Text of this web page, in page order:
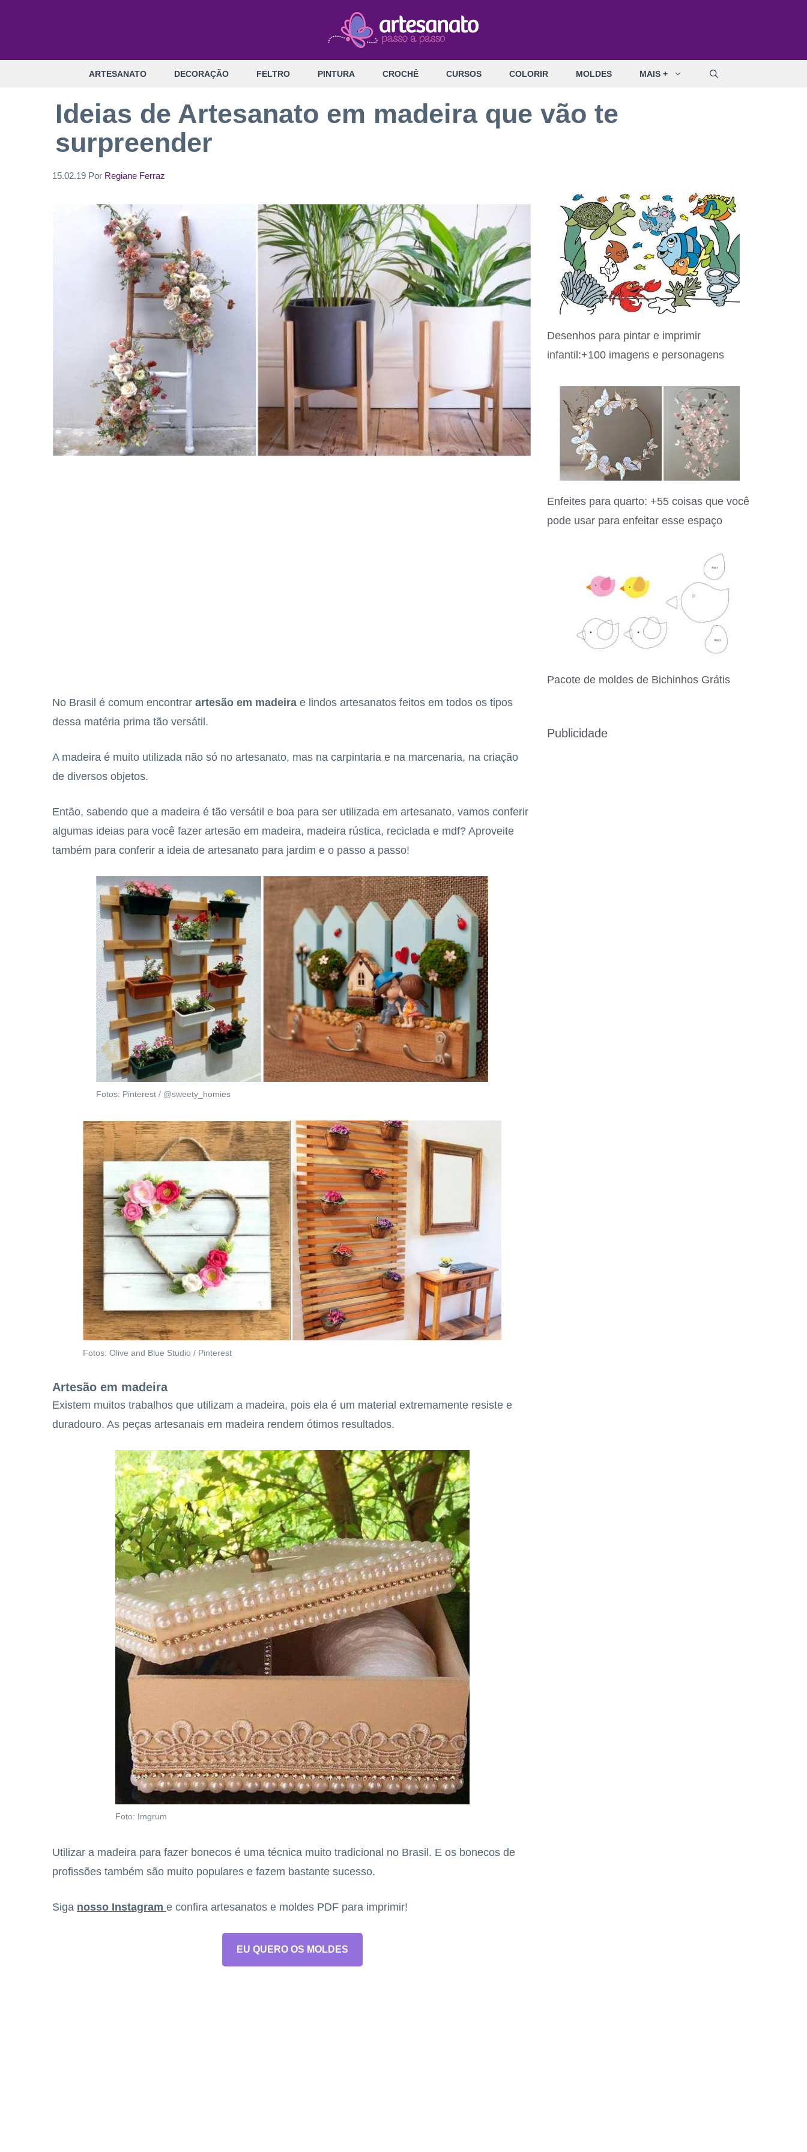
ARTESANATO DECORAÇÃO FELTRO PINTURA CROCHÊ CURSOS COLORIR MOLDES MAIS +
Ideias de Artesanato em madeira que vão te
surpreender
15.02.19 Por Regiane Ferraz
No Brasil é comum encontrar artesão em madeira e lindos artesanatos feitos em todos os tipos
dessa matéria prima tão versátil.
A madeira é muito utilizada não só no artesanato, mas na carpintaria e na marcenaria, na criação
de diversos objetos.
Então, sabendo que a madeira é tão versátil e boa para ser utilizada em artesanato, vamos conferir
algumas ideias para você fazer artesão em madeira, madeira rústica, reciclada e mdf? Aproveite
também para conferir a ideia de artesanato para jardim e o passo a passo!
Fotos: Pinterest / @sweety_homies
Fotos: Olive and Blue Studio / Pinterest
Artesão em madeira
Existem muitos trabalhos que utilizam a madeira, pois ela é um material extremamente resiste e
duradouro. As peças artesanais em madeira rendem ótimos resultados.
Foto: Imgrum
Utilizar a madeira para fazer bonecos é uma técnica muito tradicional no Brasil. E os bonecos de
profissões também são muito populares e fazem bastante sucesso.
Siga nosso Instagram e confira artesanatos e moldes PDF para imprimir!
EU QUERO OS MOLDES
Desenhos para pintar e imprimir
infantil:+100 imagens e personagens
Enfeites para quarto: +55 coisas que você
pode usar para enfeitar esse espaço
Pacote de moldes de Bichinhos Grátis
Publicidade